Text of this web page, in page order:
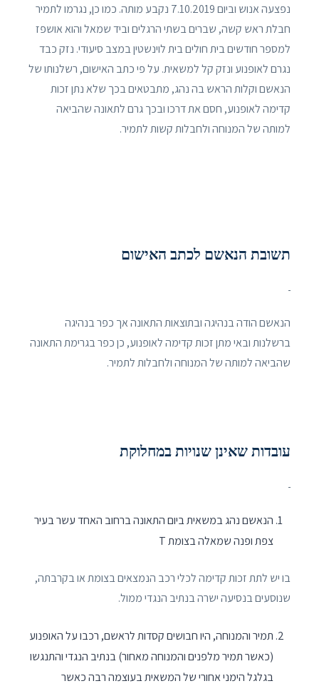
נפצעה אנוש וביום 7.10.2019 נקבע מותה. כמו כן, נגרמו לתמיר
חבלת ראש קשה, שברים בשתי הרגלים וביד שמאל והוא אושפז
למספר חודשים בית חולים בית לוינשטין במצב סיעודי. נזק כבד
נגרם לאופנוע ונזק קל למשאית. על פי כתב האישום, רשלנותו של
הנאשם וקלות הראש בה נהג, מתבטאים בכך שלא נתן זכות
קדימה לאופנוע, חסם את דרכו ובכך גרם לתאונה שהביאה
למותה של המנוחה ולחבלות קשות לתמיר.
תשובת הנאשם לכתב האישום
הנאשם הודה בנהיגה ובתוצאות התאונה אך כפר בנהיגה
ברשלנות ובאי מתן זכות קדימה לאופנוע, כן כפר בגרימת התאונה
שהביאה למותה של המנוחה ולחבלות לתמיר.
עובדות שאינן שנויות במחלוקת
הנאשם נהג במשאית ביום התאונה ברחוב האחד עשר בעיר
צפת ופנה שמאלה בצומת T
בו יש לתת זכות קדימה לכלי רכב הנמצאים בצומת או בקרבתה,
שנוסעים בנסיעה ישרה בנתיב הנגדי ממול.
תמיר והמנוחה, היו חבושים קסדות לראשם, רכבו על האופנוע
(כאשר תמיר מלפנים והמנוחה מאחור) בנתיב הנגדי והתנגשו
בגלגל הימני אחורי של המשאית בעוצמה רבה כאשר